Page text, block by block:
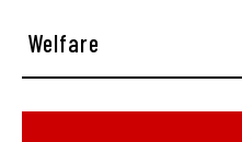
Welfare